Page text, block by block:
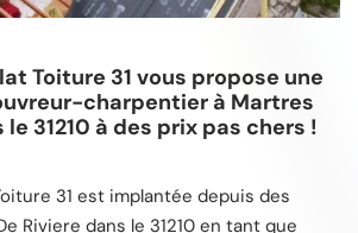
Toiture 31 vous propose une
charpentier à Martres
le 31210 à des prix pas chers !
31 est implantée depuis des
Riviere dans le 31210 en tant que